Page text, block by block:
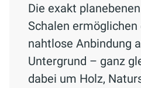
Die exakt
Schalen ermöglichen
nahtlose Anbindung
Untergrund – ganz
dabei um Holz,